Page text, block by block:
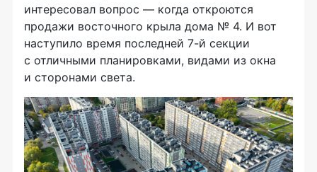
интересовал вопрос — когда откроются
продажи восточного крыла дома № 4. И вот
наступило время последней 7-й секции
с отличными планировками, видами из окна
и сторонами света.